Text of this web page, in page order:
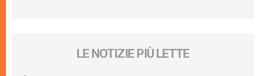
LE NOTIZIE PIÙ LETTE